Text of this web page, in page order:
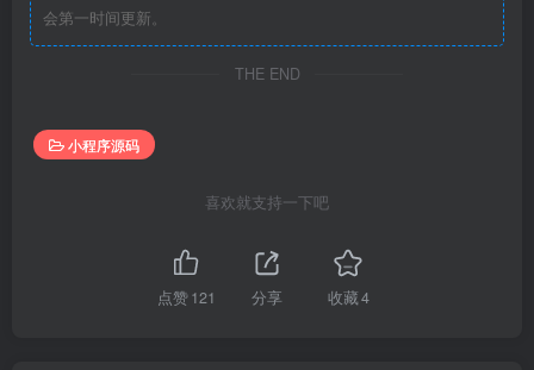
会第一时间更新。
THE END
小程序源码
喜欢就支持一下吧
点赞121 分享 收藏4